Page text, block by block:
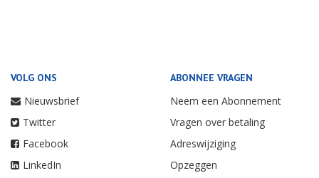
VOLG ONS
Nieuwsbrief
Twitter
Facebook
LinkedIn
ABONNEE VRAGEN
Neem een Abonnement
Vragen over betaling
Adreswijziging
Opzeggen